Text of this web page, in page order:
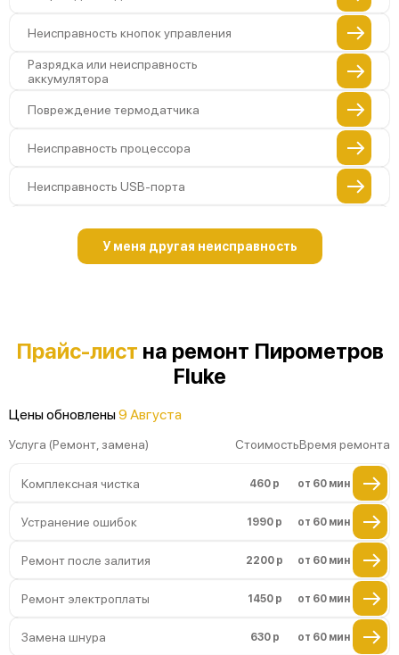
Неисправность кнопок управления
Разрядка или неисправность
аккумулятора
Повреждение термодатчика
Неисправность процессора
Неисправность USB-порта
Неисправность памяти устройства
Неисправность инфракрасного датчика
Неисправность системы охлаждения
У меня другая неисправность
Прайс-лист на ремонт Пирометров
Fluke
Цены обновлены9 Августа
Услуга (Ремонт, замена) СтоимостьВремя ремонта
Комплексная чистка 460 р от 60 мин
Устранение ошибок 1990 р от 60 мин
Ремонт после залития 2200 р от 60 мин
Ремонт электроплаты 1450 р от 60 мин
Замена шнура 630 р от 60 мин